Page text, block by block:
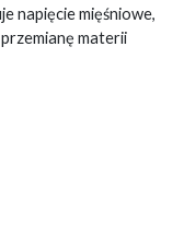
napięcie mięśniowe,
materii